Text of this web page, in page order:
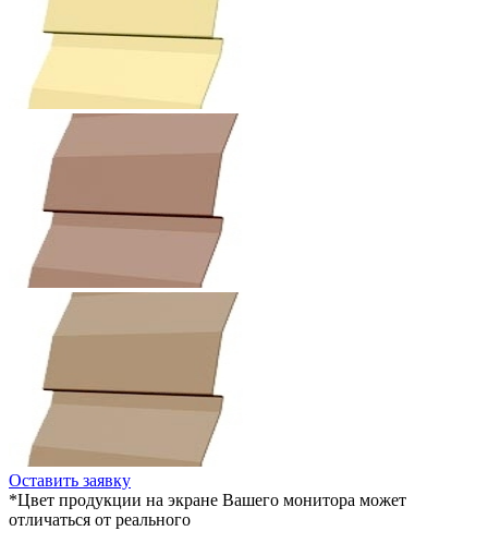
Оставить заявку
*Цвет продукции на экране Вашего монитора может
отличаться от реального